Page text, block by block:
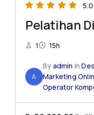
Pelatihan
1 15h
A
By admin In
Marketing
Operator